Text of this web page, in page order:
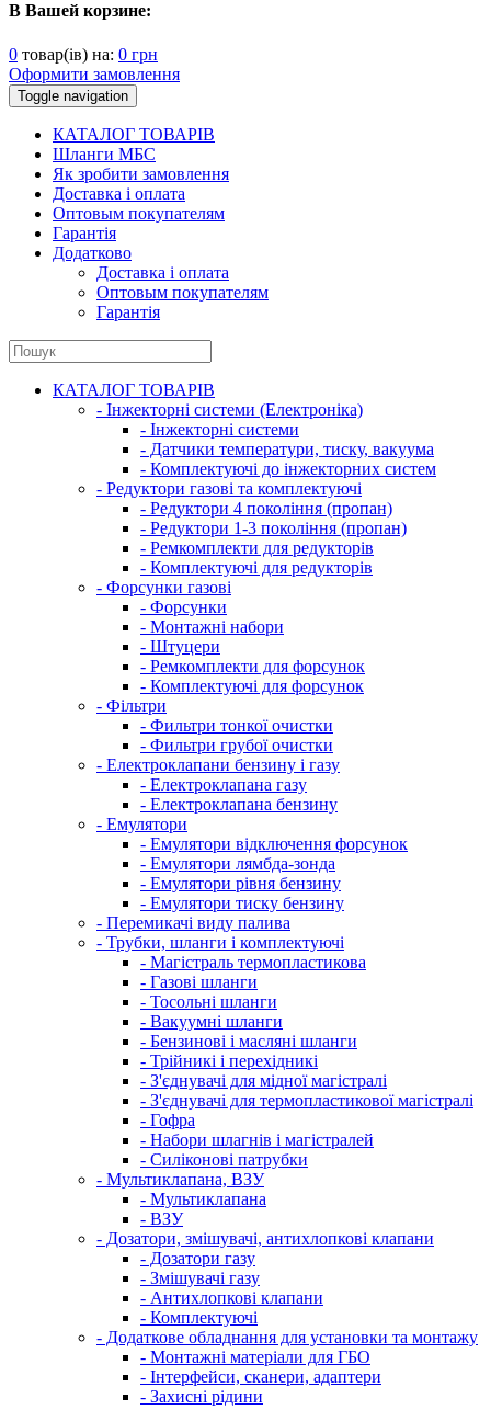
В Вашей корзине:
0 товар(ів) на: 0 грн
Оформити замовлення
Toggle navigation
КАТАЛОГ ТОВАРІВ
Шланги МБС
Як зробити замовлення
Доставка і оплата
Оптовым покупателям
Гарантія
Додатково
Доставка і оплата
Оптовым покупателям
Гарантія
КАТАЛОГ ТОВАРІВ
- Інжекторні системи (Електроніка)
- Інжекторні системи
- Датчики температури, тиску, вакуума
- Комплектуючі до інжекторних систем
- Редуктори газові та комплектуючі
- Редуктори 4 покоління (пропан)
- Редуктори 1-3 покоління (пропан)
- Ремкомплекти для редукторів
- Комплектуючі для редукторів
- Форсунки газові
- Форсунки
- Монтажні набори
- Штуцери
- Ремкомплекти для форсунок
- Комплектуючі для форсунок
- Фільтри
- Фильтри тонкої очистки
- Фильтри грубої очистки
- Електроклапани бензину і газу
- Електроклапана газу
- Електроклапана бензину
- Емулятори
- Емулятори відключення форсунок
- Емулятори лямбда-зонда
- Емулятори рівня бензину
- Емулятори тиску бензину
- Перемикачі виду палива
- Трубки, шланги і комплектуючі
- Магістраль термопластикова
- Газові шланги
- Тосольні шланги
- Вакуумні шланги
- Бензинові і масляні шланги
- Трійникі і перехідникі
- З'єднувачі для мідної магістралі
- З'єднувачі для термопластикової магістралі
- Гофра
- Набори шлагнів і магістралей
- Силіконові патрубки
- Мультиклапана, ВЗУ
- Мультиклапана
- ВЗУ
- Дозатори, змішувачі, антихлопкові клапани
- Дозатори газу
- Змішувачі газу
- Антихлопкові клапани
- Комплектуючі
- Додаткове обладнання для установки та монтажу
- Монтажні матеріали для ГБО
- Інтерфейси, сканери, адаптери
- Захисні рідини